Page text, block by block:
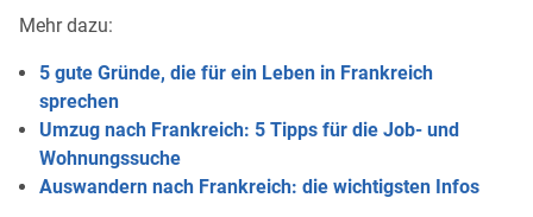
Mehr dazu:
5 gute Gründe, die für ein Leben in Frankreich
sprechen
Umzug nach Frankreich: 5 Tipps für die Job- und
Wohnungssuche
Auswandern nach Frankreich: die wichtigsten Infos